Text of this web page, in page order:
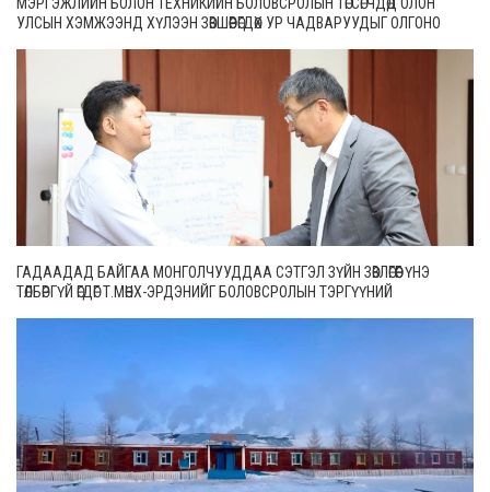
УЛСЫН ХЭМЖЭЭНД ХҮЛЭЭН ЗӨВШӨӨРӨГДӨХ УР ЧАДВАРУУДЫГ ОЛГОНО
ГАДААДАД БАЙГАА МОНГОЛЧУУДДАА СЭТГЭЛ ЗҮЙН ЗӨВЛӨГӨӨГ ҮНЭ
ТӨЛБӨРГҮЙ ӨГДӨГ Т.МӨНХ-ЭРДЭНИЙГ БОЛОВСРОЛЫН ТЭРГҮҮНИЙ